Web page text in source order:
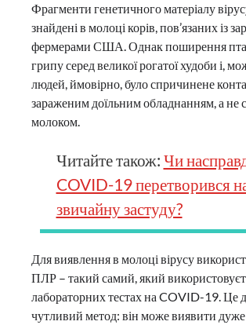
Фрагменти генетичного матеріалу
знайдені в молоці корів, пов’язаних із
фермерами США. Однак поширення
грипу серед великої рогатої худоби і,
людей, ймовірно, було спричинене
зараженим доїльним обладнанням, а не
молоком.
Читайте також: Чи
COVID-19 перетворився
звичайну застуду?
Для виявлення в молоці вірусу
ПЛР – такий самий, який
лабораторних тестах на COVID-19. Це
чутливий метод: він може виявити дуже